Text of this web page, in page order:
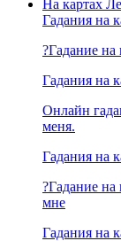
На картах
Гадания на
?Гадание на
Гадания на
Онлайн
меня.
Гадания на
?Гадание на
мне
Гадания на